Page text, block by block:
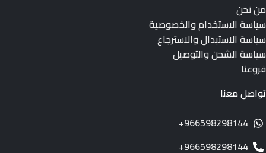
من نحن
سياسة الاستخدام والخصوصية
سياسة الاستبدال والاسترجاع
سياسة الشحن والتوصيل
فروعنا
تواصل معنا
966598298144+
966598298144+